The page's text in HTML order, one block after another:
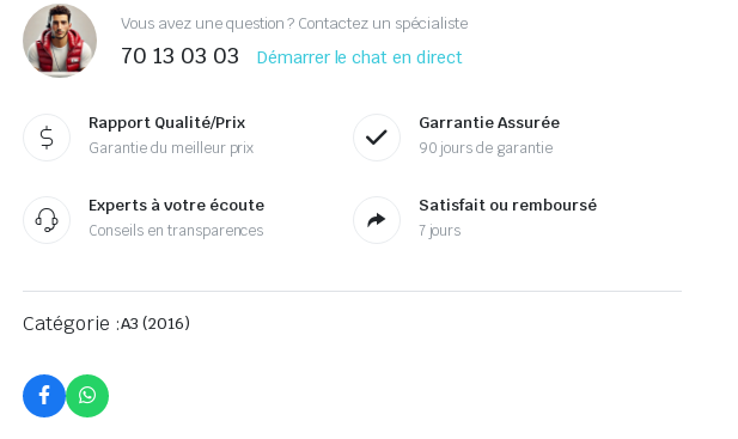
Vous avez une question ? Contactez un spécialiste
70 13 03 03 Démarrer le chat en direct
Rapport Qualité/Prix
Garantie du meilleur prix
Garrantie Assurée
90 jours de garantie
Experts à votre écoute
Conseils en transparences
Satisfait ou remboursé
7 jours
Catégorie :A3 (2016)